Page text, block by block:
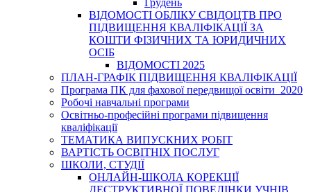
Грудень
ВІДОМОСТІ ОБЛІКУ СВІДОЦТВ ПРО
ПІДВИЩЕННЯ КВАЛІФІКАЦІЇ ЗА
КОШТИ ФІЗИЧНИХ ТА ЮРИДИЧНИХ
ОСІБ
ВІДОМОСТІ 2025
ПЛАН-ГРАФІК ПІДВИЩЕННЯ КВАЛІФІКАЦІЇ
Програма ПК для фахової передвищої освіти_2020
Робочі навчальні програми
Освітньо-професійні програми підвищення
кваліфікації
ТЕМАТИКА ВИПУСКНИХ РОБІТ
ВАРТІСТЬ ОСВІТНІХ ПОСЛУГ
ШКОЛИ, СТУДІЇ
ОНЛАЙН-ШКОЛА КОРЕКЦІЇ
ДЕСТРУКТИВНОЇ ПОВЕДІНКИ УЧНІВ